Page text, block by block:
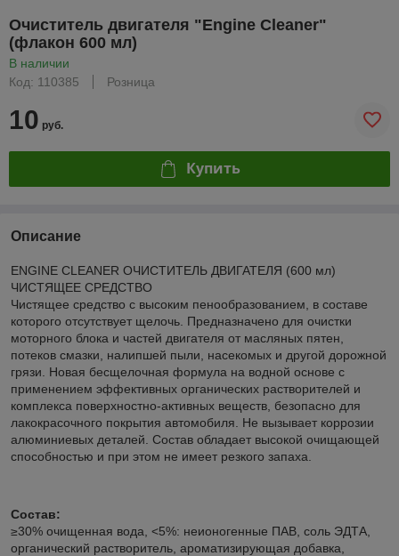
Очиститель двигателя "Engine Cleaner"
(флакон 600 мл)
В наличии
Код: 110385
Розница
10 руб.
Купить
Описание
ENGINE CLEANER ОЧИСТИТЕЛЬ ДВИГАТЕЛЯ (600 мл)
ЧИСТЯЩЕЕ СРЕДСТВО
Чистящее средство с высоким пенообразованием, в составе
которого отсутствует щелочь. Предназначено для очистки
моторного блока и частей двигателя от масляных пятен,
потеков смазки, налипшей пыли, насекомых и другой дорожной
грязи. Новая бесщелочная формула на водной основе с
применением эффективных органических растворителей и
комплекса поверхностно-активных веществ, безопасно для
лакокрасочного покрытия автомобиля. Не вызывает коррозии
алюминиевых деталей. Состав обладает высокой очищающей
способностью и при этом не имеет резкого запаха.
Состав:
≥30% очищенная вода, <5%: неионогенные ПАВ, соль ЭДТА,
органический растворитель, ароматизирующая добавка,